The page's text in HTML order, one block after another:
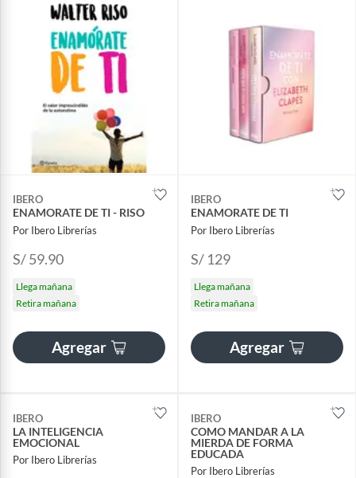
IBERO
ENAMORATE DE TI - RISO
Por Ibero Librerías
S/ 59.90
Llega mañana
Retira mañana
Agregar
IBERO
ENAMORATE DE TI
Por Ibero Librerías
S/ 129
Llega mañana
Retira mañana
Agregar
IBERO
LA INTELIGENCIA
EMOCIONAL
Por Ibero Librerías
IBERO
COMO MANDAR A LA
MIERDA DE FORMA
EDUCADA
Por Ibero Librerías